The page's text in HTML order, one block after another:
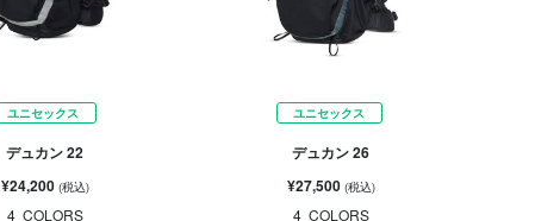
ユニセックス
デュカン 22
¥24,200 (税込)
4 COLORS
ユニセックス
デュカン 26
¥27,500 (税込)
4 COLORS